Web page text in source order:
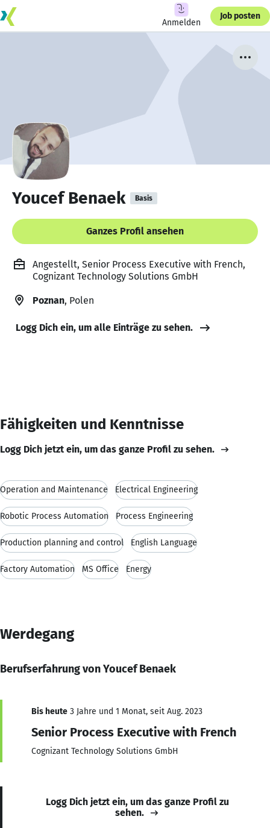
Anmelden
Job posten
Youcef Benaek Basis
Ganzes Profil ansehen
Angestellt, Senior Process Executive with French,
Cognizant Technology Solutions GmbH
Poznan, Polen
Logg Dich ein, um alle Einträge zu sehen.
Fähigkeiten und Kenntnisse
Logg Dich jetzt ein, um das ganze Profil zu sehen.
Operation and Maintenance Electrical Engineering
Robotic Process Automation Process Engineering
Production planning and control English Language
Factory Automation MS Office Energy
Werdegang
Berufserfahrung von Youcef Benaek
Bis heute 3 Jahre und 1 Monat, seit Aug. 2023
Senior Process Executive with French
Cognizant Technology Solutions GmbH
Logg Dich jetzt ein, um das ganze Profil zu
sehen.